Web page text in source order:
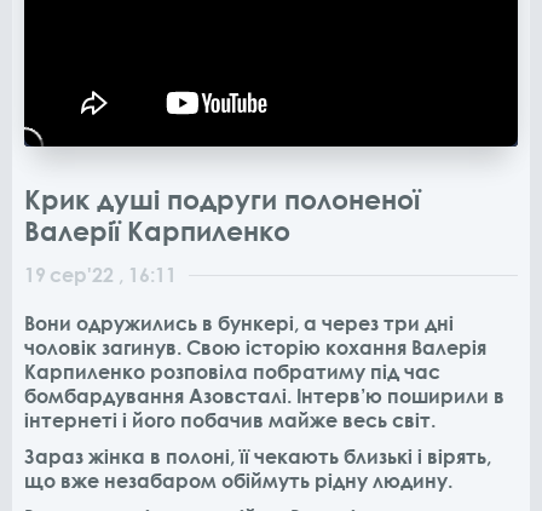
Крик душі подруги полоненої
Валерії Карпиленко
19 сер'22 , 16:11
Вони одружились в бункері, а через три дні
чоловік загинув. Свою історію кохання Валерія
Карпиленко розповіла побратиму під час
бомбардування Азовсталі. Інтерв’ю поширили в
інтернеті і його побачив майже весь світ.
Зараз жінка в полоні, її чекають близькі і вірять,
що вже незабаром обіймуть рідну людину.